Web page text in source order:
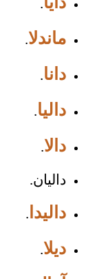
دايا.
ماندلا.
دانا.
داليا.
دالا.
داليان.
داليدا.
ديلا.